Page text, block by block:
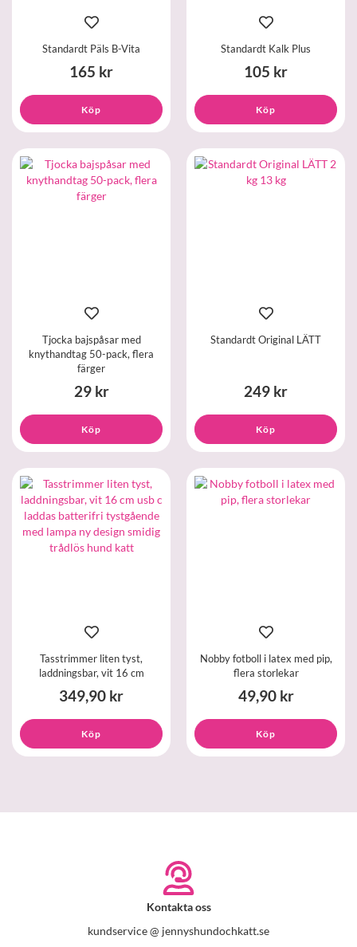
Standardt Päls B-Vita
165 kr
Köp
Standardt Kalk Plus
105 kr
Köp
Tjocka bajspåsar med
knythandtag 50-pack, flera
färger
29 kr
Köp
Standardt Original LÄTT
249 kr
Köp
Tasstrimmer liten tyst,
laddningsbar, vit 16 cm
349,90 kr
Köp
Nobby fotboll i latex med pip,
flera storlekar
49,90 kr
Köp
Kontakta oss
kundservice @ jennyshundochkatt.se